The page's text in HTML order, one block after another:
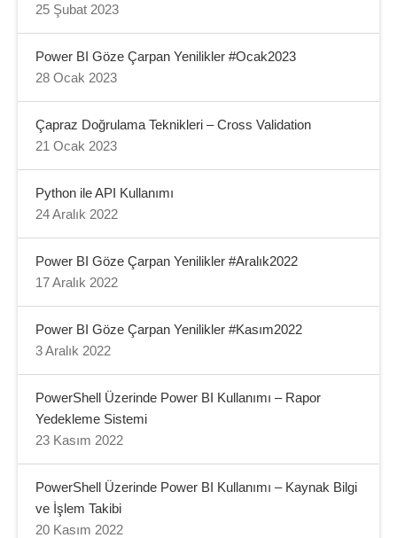
25 Şubat 2023
Power BI Göze Çarpan Yenilikler #Ocak2023
28 Ocak 2023
Çapraz Doğrulama Teknikleri – Cross Validation
21 Ocak 2023
Python ile API Kullanımı
24 Aralık 2022
Power BI Göze Çarpan Yenilikler #Aralık2022
17 Aralık 2022
Power BI Göze Çarpan Yenilikler #Kasım2022
3 Aralık 2022
PowerShell Üzerinde Power BI Kullanımı – Rapor
Yedekleme Sistemi
23 Kasım 2022
PowerShell Üzerinde Power BI Kullanımı – Kaynak Bilgi
ve İşlem Takibi
20 Kasım 2022